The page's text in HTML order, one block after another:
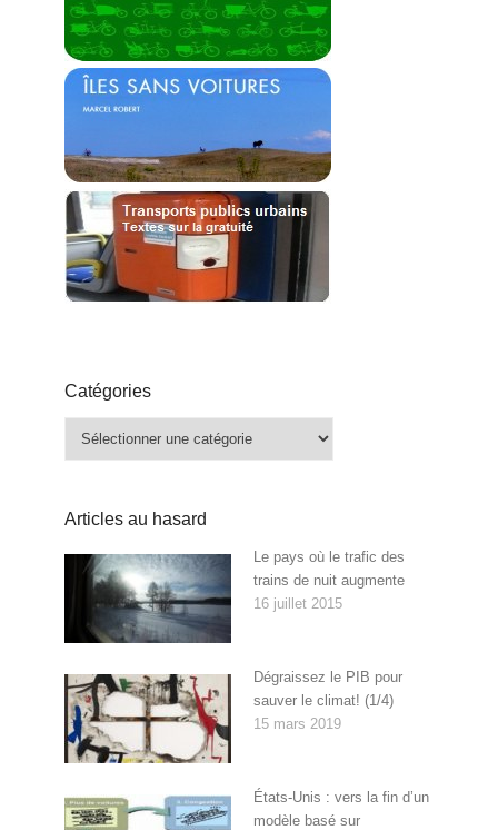
Catégories
Articles au hasard
Le pays où le trafic des
trains de nuit augmente
16 juillet 2015
Dégraissez le PIB pour
sauver le climat! (1/4)
15 mars 2019
États-Unis : vers la fin d’un
modèle basé sur